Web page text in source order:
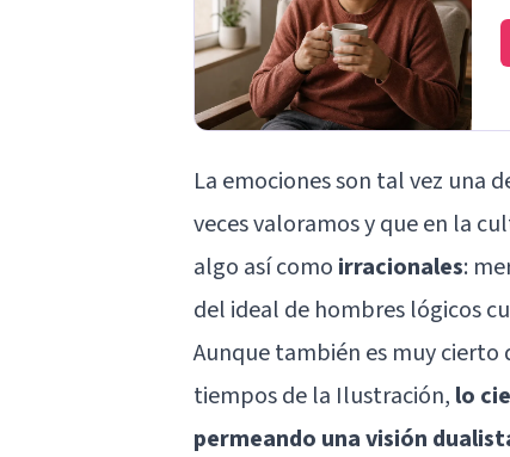
La emocionesson tal vez una
veces valoramos y que en la
algo así como irracionales:
del ideal de hombres lógicos
Aunque también es muy cierto
tiempos de la Ilustración, lo
permeando una visión